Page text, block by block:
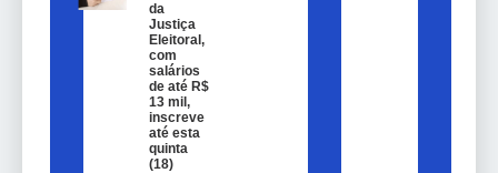
da
Justiça
Eleitoral,
com
salários
de até R$
13 mil,
inscreve
até esta
quinta
(18)